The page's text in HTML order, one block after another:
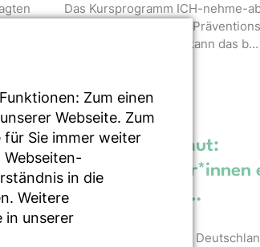
Das Kursprogramm ICH-nehme-
Jahren erfolgreich als
angeboten. Ab sofort kann das b…
BLOG
Ernährungsarmut:
Wissenschaftler*innen
soziale Aspekt…
25.06.2026
Wie viele Menschen in
Zum einen
Webseite. Zum
Sie immer weiter
in die
Weitere
in unserer